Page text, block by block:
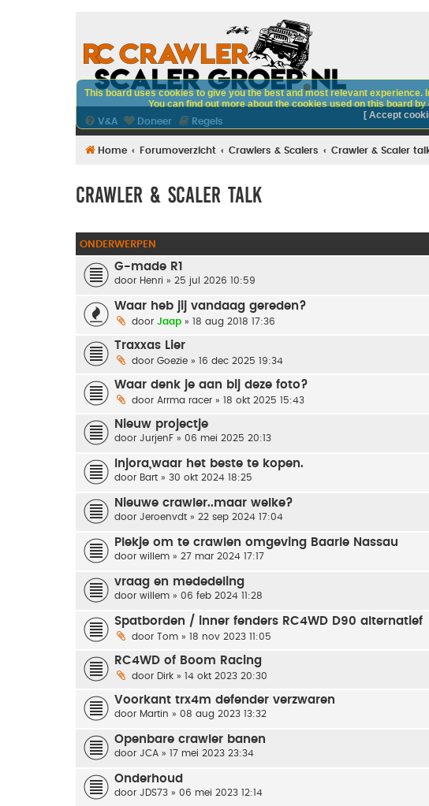
V&A Doneer Regels
Home Forumoverzicht Crawlers & Scalers Crawler & Scaler
Crawler & Scaler talk
ONDERWERPEN
G-made R1
door Henri » 25 jul 2026 10:59
Waar heb jij vandaag gereden?
door Jaap » 18 aug 2018 17:36
Traxxas Lier
door Goezie » 16 dec 2025 19:34
Waar denk je aan bij deze foto?
door Arrma racer » 18 okt 2025 15:43
Nieuw projectje
door JurjenF » 06 mei 2025 20:13
Injora,waar het beste te kopen.
door Bart » 30 okt 2024 18:25
Nieuwe crawler..maar welke?
door Jeroenvdt » 22 sep 2024 17:04
Plekje om te crawlen omgeving Baarle Nassau
door willem » 27 mar 2024 17:17
vraag en mededeling
door willem » 06 feb 2024 11:28
Spatborden / inner fenders RC4WD D90 alternatief
door Tom » 18 nov 2023 11:05
RC4WD of Boom Racing
door Dirk » 14 okt 2023 20:30
Voorkant trx4m defender verzwaren
door Martin » 08 aug 2023 13:32
Openbare crawler banen
door JCA » 17 mei 2023 23:34
Onderhoud
door JDS73 » 06 mei 2023 12:14
This board uses cookies to give you the best and most relevant
You can find out more about the cookies used on this board
[ Accept